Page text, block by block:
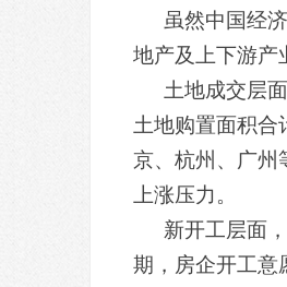
虽然中国经
地产及上下游产
土地成交层
土地购置面积合
京、杭州、广州
上涨压力。
新开工层面
期，房企开工意